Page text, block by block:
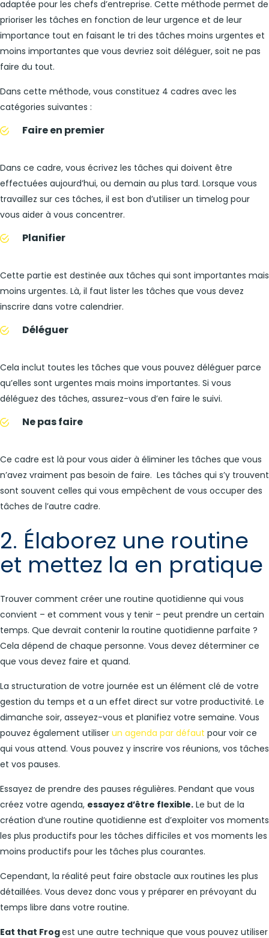
adaptée pour les chefs d’entreprise. Cette méthode permet de
prioriser les tâches en fonction de leur urgence et de leur
importance tout en faisant le tri des tâches moins urgentes et
moins importantes que vous devriez soit déléguer, soit ne pas
faire du tout.
Dans cette méthode, vous constituez 4 cadres avec les
catégories suivantes :
Faire en premier
Dans ce cadre, vous écrivez les tâches qui doivent être
effectuées aujourd’hui, ou demain au plus tard. Lorsque vous
travaillez sur ces tâches, il est bon d’utiliser un timelog pour
vous aider à vous concentrer.
Planifier
Cette partie est destinée aux tâches qui sont importantes mais
moins urgentes. Là, il faut lister les tâches que vous devez
inscrire dans votre calendrier.
Déléguer
Cela inclut toutes les tâches que vous pouvez déléguer parce
qu’elles sont urgentes mais moins importantes. Si vous
déléguez des tâches, assurez-vous d’en faire le suivi.
Ne pas faire
Ce cadre est là pour vous aider à éliminer les tâches que vous
n’avez vraiment pas besoin de faire. Les tâches qui s’y trouvent
sont souvent celles qui vous empêchent de vous occuper des
tâches de l’autre cadre.
2. Élaborez une routine
et mettez la en pratique
Trouver comment créer une routine quotidienne qui vous
convient – et comment vous y tenir – peut prendre un certain
temps. Que devrait contenir la routine quotidienne parfaite ?
Cela dépend de chaque personne. Vous devez déterminer ce
que vous devez faire et quand.
La structuration de votre journée est un élément clé de votre
gestion du temps et a un effet direct sur votre productivité. Le
dimanche soir, asseyez-vous et planifiez votre semaine. Vous
pouvez également utiliser un agenda par défaut pour voir ce
qui vous attend. Vous pouvez y inscrire vos réunions, vos tâches
et vos pauses.
Essayez de prendre des pauses régulières. Pendant que vous
créez votre agenda, essayez d’être flexible. Le but de la
création d’une routine quotidienne est d’exploiter vos moments
les plus productifs pour les tâches difficiles et vos moments les
moins productifs pour les tâches plus courantes.
Cependant, la réalité peut faire obstacle aux routines les plus
détaillées. Vous devez donc vous y préparer en prévoyant du
temps libre dans votre routine.
Eat that Frogest une autre technique que vous pouvez utiliser